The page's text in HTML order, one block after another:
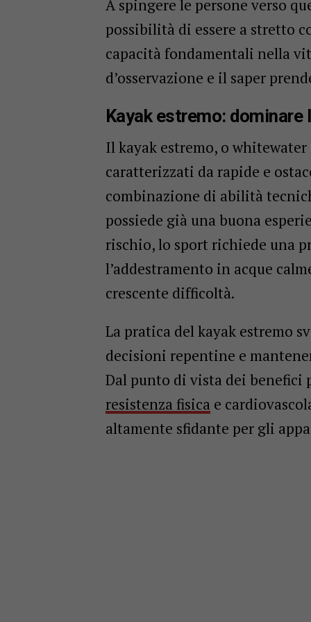
A spingere le persone verso
possibilità di essere a stretto
capacità fondamentali nella
d’osservazione e il saper
Kayak estremo: dominare
Il kayak estremo, o
caratterizzati da rapide e
combinazione di abilità
possiede già una buona
rischio, lo sport richiede una
l’addestramento in acque
crescente difficoltà.
La pratica del kayak estremo
decisioni repentine e
Dal punto di vista dei benefici
resistenza fisica e
altamente sfidante per gli